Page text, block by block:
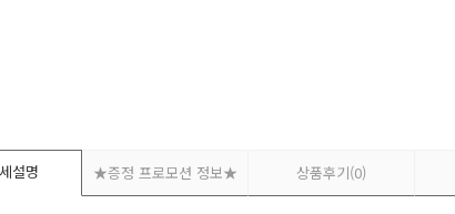
설명 ★증정 프로모션 정보★ 상품후기(0)